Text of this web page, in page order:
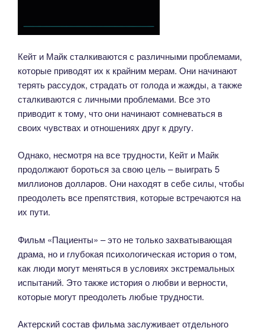
Кейт и Майк сталкиваются с различными проблемами,
которые приводят их к крайним мерам. Они начинают
терять рассудок, страдать от голода и жажды, а также
сталкиваются с личными проблемами. Все это
приводит к тому, что они начинают сомневаться в
своих чувствах и отношениях друг к другу.
Однако, несмотря на все трудности, Кейт и Майк
продолжают бороться за свою цель – выиграть 5
миллионов долларов. Они находят в себе силы, чтобы
преодолеть все препятствия, которые встречаются на
их пути.
Фильм «Пациенты» – это не только захватывающая
драма, но и глубокая психологическая история о том,
как люди могут меняться в условиях экстремальных
испытаний. Это также история о любви и верности,
которые могут преодолеть любые трудности.
Актерский состав фильма заслуживает отдельного